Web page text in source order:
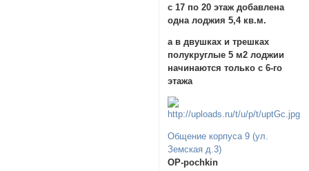
с 17 по 20 этаж добавлена
одна лоджия 5,4 кв.м.
а в двушках и трешках
полукруглые 5 м2 лоджии
начинаются только с 6-го
этажа
Общение корпуса 9 (ул.
Земская д.3)
OP-pochkin